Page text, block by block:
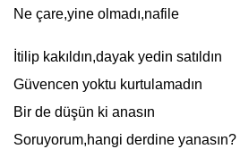
Ne çare,yine olmadı,nafile
İtilip kakıldın,dayak yedin satıldın
Güvencen yoktu kurtulamadın
Bir de düşün ki anasın
Soruyorum,hangi derdine yanasın?